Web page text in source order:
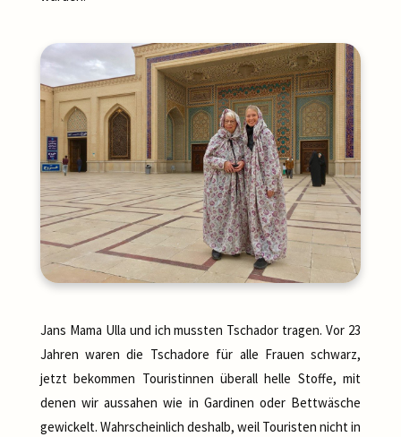
Jans Mama Ulla und ich mussten Tschador tragen. Vor 23
Jahren waren die Tschadore für alle Frauen schwarz,
jetzt bekommen Touristinnen überall helle Stoffe, mit
denen wir aussahen wie in Gardinen oder Bettwäsche
gewickelt. Wahrscheinlich deshalb, weil Touristen nicht in